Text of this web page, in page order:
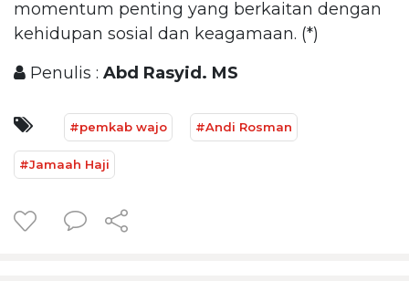
momentum penting yang berkaitan dengan
kehidupan sosial dan keagamaan. (*)
Penulis : Abd Rasyid. MS
#pemkab wajo #Andi Rosman
#Jamaah Haji